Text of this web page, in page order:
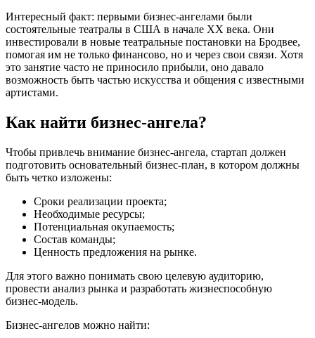
Интересный факт: первыми бизнес-ангелами были
состоятельные театралы в США в начале XX века. Они
инвестировали в новые театральные постановки на Бродвее,
помогая им не только финансово, но и через свои связи. Хотя
это занятие часто не приносило прибыли, оно давало
возможность быть частью искусства и общения с известными
артистами.
Как найти бизнес-ангела?
Чтобы привлечь внимание бизнес-ангела, стартап должен
подготовить основательный бизнес-план, в котором должны
быть четко изложены:
Сроки реализации проекта;
Необходимые ресурсы;
Потенциальная окупаемость;
Состав команды;
Ценность предложения на рынке.
Для этого важно понимать свою целевую аудиторию,
провести анализ рынка и разработать жизнеспособную
бизнес-модель.
Бизнес-ангелов можно найти: